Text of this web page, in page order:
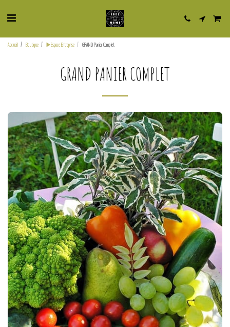
Accueil Boutique ▶️Espace Entreprise GRAND Panier Complet
GRAND PANIER COMPLET